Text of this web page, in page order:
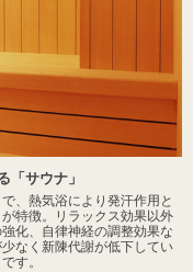
「サウナ」
、熱気浴により発汗作用と
特徴。リラックス効果以外
化、自律神経の調整効果な
なく新陳代謝が低下してい
す。